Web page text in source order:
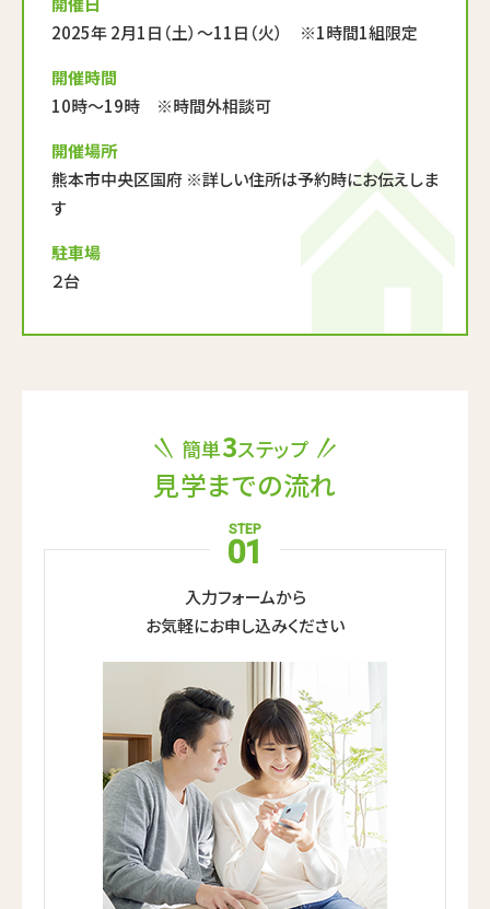
2025年 2月1日（土）～11日（火） ※1時間1組限定
開催時間
10時～19時 ※時間外相談可
開催場所
熊本市中央区国府 ※詳しい住所は予約時にお伝えしま
す
駐車場
２台
見学までの流れ
簡単3ステップ
STEP
01
入力フォームから
お気軽にお申し込みください